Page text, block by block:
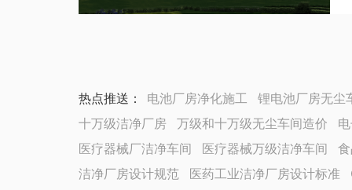
热点推送： 电池厂房净化施工
锂电池厂房无尘
十万级洁净厂房
万级和十万级无尘车间造价
医疗器械厂洁净车间
医疗器械万级洁净车间
洁净厂房设计规范
医药工业洁净厂房设计标准